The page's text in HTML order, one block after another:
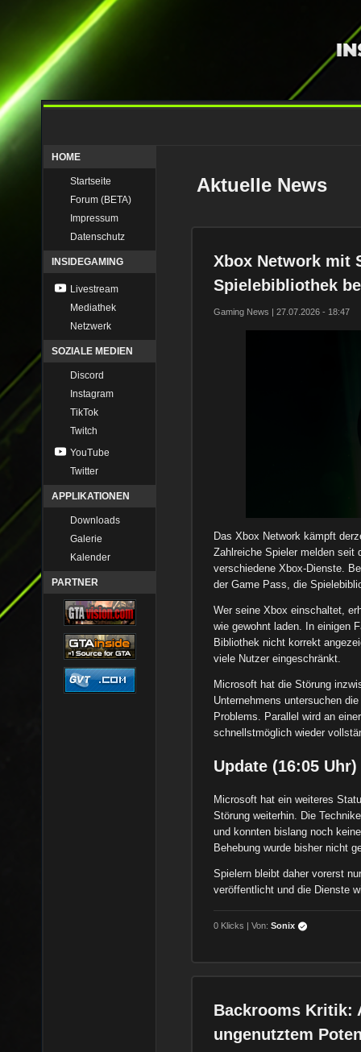
HOME
Startseite
Forum (BETA)
Impressum
Datenschutz
INSIDEGAMING
Livestream
Mediathek
Netzwerk
SOZIALE MEDIEN
Discord
Instagram
TikTok
Twitch
YouTube
Twitter
APPLIKATIONEN
Downloads
Galerie
Kalender
PARTNER
Aktuelle News
Xbox Network mit
Spielebibliothek
Gaming News | 27.07.2026 - 18:47
Das Xbox Network kämpft
Zahlreiche Spieler melden seit
verschiedene Xbox-Dienste.
der Game Pass, die
Wer seine Xbox einschaltet,
wie gewohnt laden. In einigen
Bibliothek nicht korrekt
viele Nutzer eingeschränkt.
Microsoft hat die Störung
Unternehmens untersuchen
Problems. Parallel wird an
schnellstmöglich wieder
Update (16:05 Uhr)
Microsoft hat ein weiteres
Störung weiterhin. Die
und konnten bislang noch
Behebung wurde bisher nicht
Spielern bleibt daher vorerst
veröffentlicht und die Dienste
0 Klicks | Von:Sonix
Backrooms Kritik:
ungenutztem